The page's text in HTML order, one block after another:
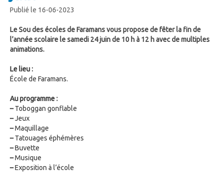
Publié le 16-06-2023
Le Sou des écoles de Faramans vous propose de fêter la fin de
l’année scolaire le samedi 24 juin de 10 h à 12 h avec de multiples
animations.
Le lieu :
École de Faramans.
Au programme :
–Toboggan gonflable
–Jeux
–Maquillage
–Tatouages éphémères
–Buvette
–Musique
–Exposition à l’école